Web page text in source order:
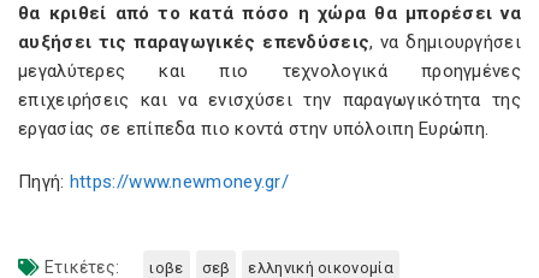
θα κριθεί από το κατά πόσο η χώρα θα μπορέσει να
αυξήσει τις παραγωγικές επενδύσεις, να δημιουργήσει
μεγαλύτερες και πιο τεχνολογικά προηγμένες
επιχειρήσεις και να ενισχύσει την παραγωγικότητα της
εργασίας σε επίπεδα πιο κοντά στην υπόλοιπη Ευρώπη.
Πηγή: https://www.newmoney.gr/
Ετικέτες: ιοβε σεβ ελληνική οικονομία